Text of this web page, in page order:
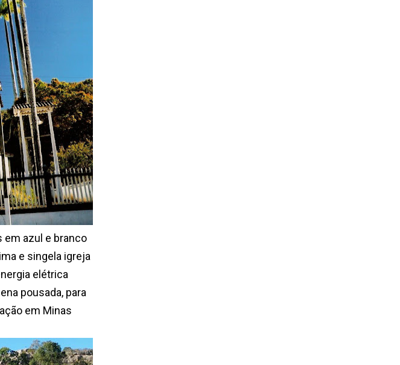
azul e branco
e singela igreja
elétrica
pousada, para
em Minas